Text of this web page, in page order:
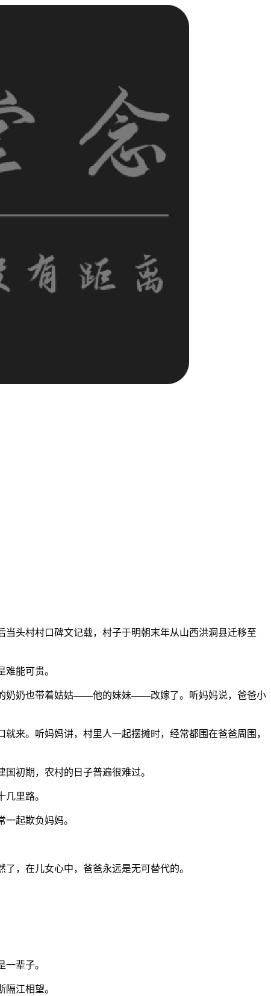
头村村口碑文记载，村子于明朝末年从山西洪洞县迁移至
能可贵。
奶奶也带着姑姑——他的妹妹——改嫁了。听妈妈说，爸爸小
。听妈妈讲，村里人一起摆摊时，经常都围在爸爸周围，
初期，农村的日子普遍很难过。
里路。
起欺负妈妈。
，在儿女心中，爸爸永远是无可替代的。
辈子。
江相望。